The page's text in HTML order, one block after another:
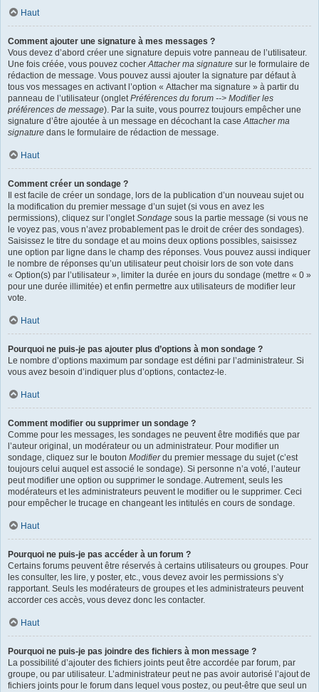
Haut
Comment ajouter une signature à mes messages ?
Vous devez d’abord créer une signature depuis votre panneau de l’utilisateur.
Une fois créée, vous pouvez cocherAttacher ma signature sur le formulaire de
rédaction de message. Vous pouvez aussi ajouter la signature par défaut à
tous vos messages en activant l’option « Attacher ma signature » à partir du
panneau de l’utilisateur (ongletPréférences du forum --> Modifier les
préférences de message). Par la suite, vous pourrez toujours empêcher une
signature d’être ajoutée à un message en décochant la caseAttacher ma
signature dans le formulaire de rédaction de message.
Haut
Comment créer un sondage ?
Il est facile de créer un sondage, lors de la publication d’un nouveau sujet ou
la modification du premier message d’un sujet (si vous en avez les
permissions), cliquez sur l’ongletSondage sous la partie message (si vous ne
le voyez pas, vous n’avez probablement pas le droit de créer des sondages).
Saisissez le titre du sondage et au moins deux options possibles, saisissez
une option par ligne dans le champ des réponses. Vous pouvez aussi indiquer
le nombre de réponses qu’un utilisateur peut choisir lors de son vote dans
« Option(s) par l’utilisateur », limiter la durée en jours du sondage (mettre « 0 »
pour une durée illimitée) et enfin permettre aux utilisateurs de modifier leur
vote.
Haut
Pourquoi ne puis-je pas ajouter plus d’options à mon sondage ?
Le nombre d’options maximum par sondage est défini par l’administrateur. Si
vous avez besoin d’indiquer plus d’options, contactez-le.
Haut
Comment modifier ou supprimer un sondage ?
Comme pour les messages, les sondages ne peuvent être modifiés que par
l’auteur original, un modérateur ou un administrateur. Pour modifier un
sondage, cliquez sur le bouton Modifierdu premier message du sujet (c’est
toujours celui auquel est associé le sondage). Si personne n’a voté, l’auteur
peut modifier une option ou supprimer le sondage. Autrement, seuls les
modérateurs et les administrateurs peuvent le modifier ou le supprimer. Ceci
pour empêcher le trucage en changeant les intitulés en cours de sondage.
Haut
Pourquoi ne puis-je pas accéder à un forum ?
Certains forums peuvent être réservés à certains utilisateurs ou groupes. Pour
les consulter, les lire, y poster, etc., vous devez avoir les permissions s’y
rapportant. Seuls les modérateurs de groupes et les administrateurs peuvent
accorder ces accès, vous devez donc les contacter.
Haut
Pourquoi ne puis-je pas joindre des fichiers à mon message ?
La possibilité d’ajouter des fichiers joints peut être accordée par forum, par
groupe, ou par utilisateur. L’administrateur peut ne pas avoir autorisé l’ajout de
fichiers joints pour le forum dans lequel vous postez, ou peut-être que seul un